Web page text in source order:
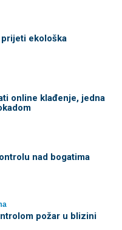
prijeti ekološka
online klađenje, jedna
nad bogatima
požar u blizini